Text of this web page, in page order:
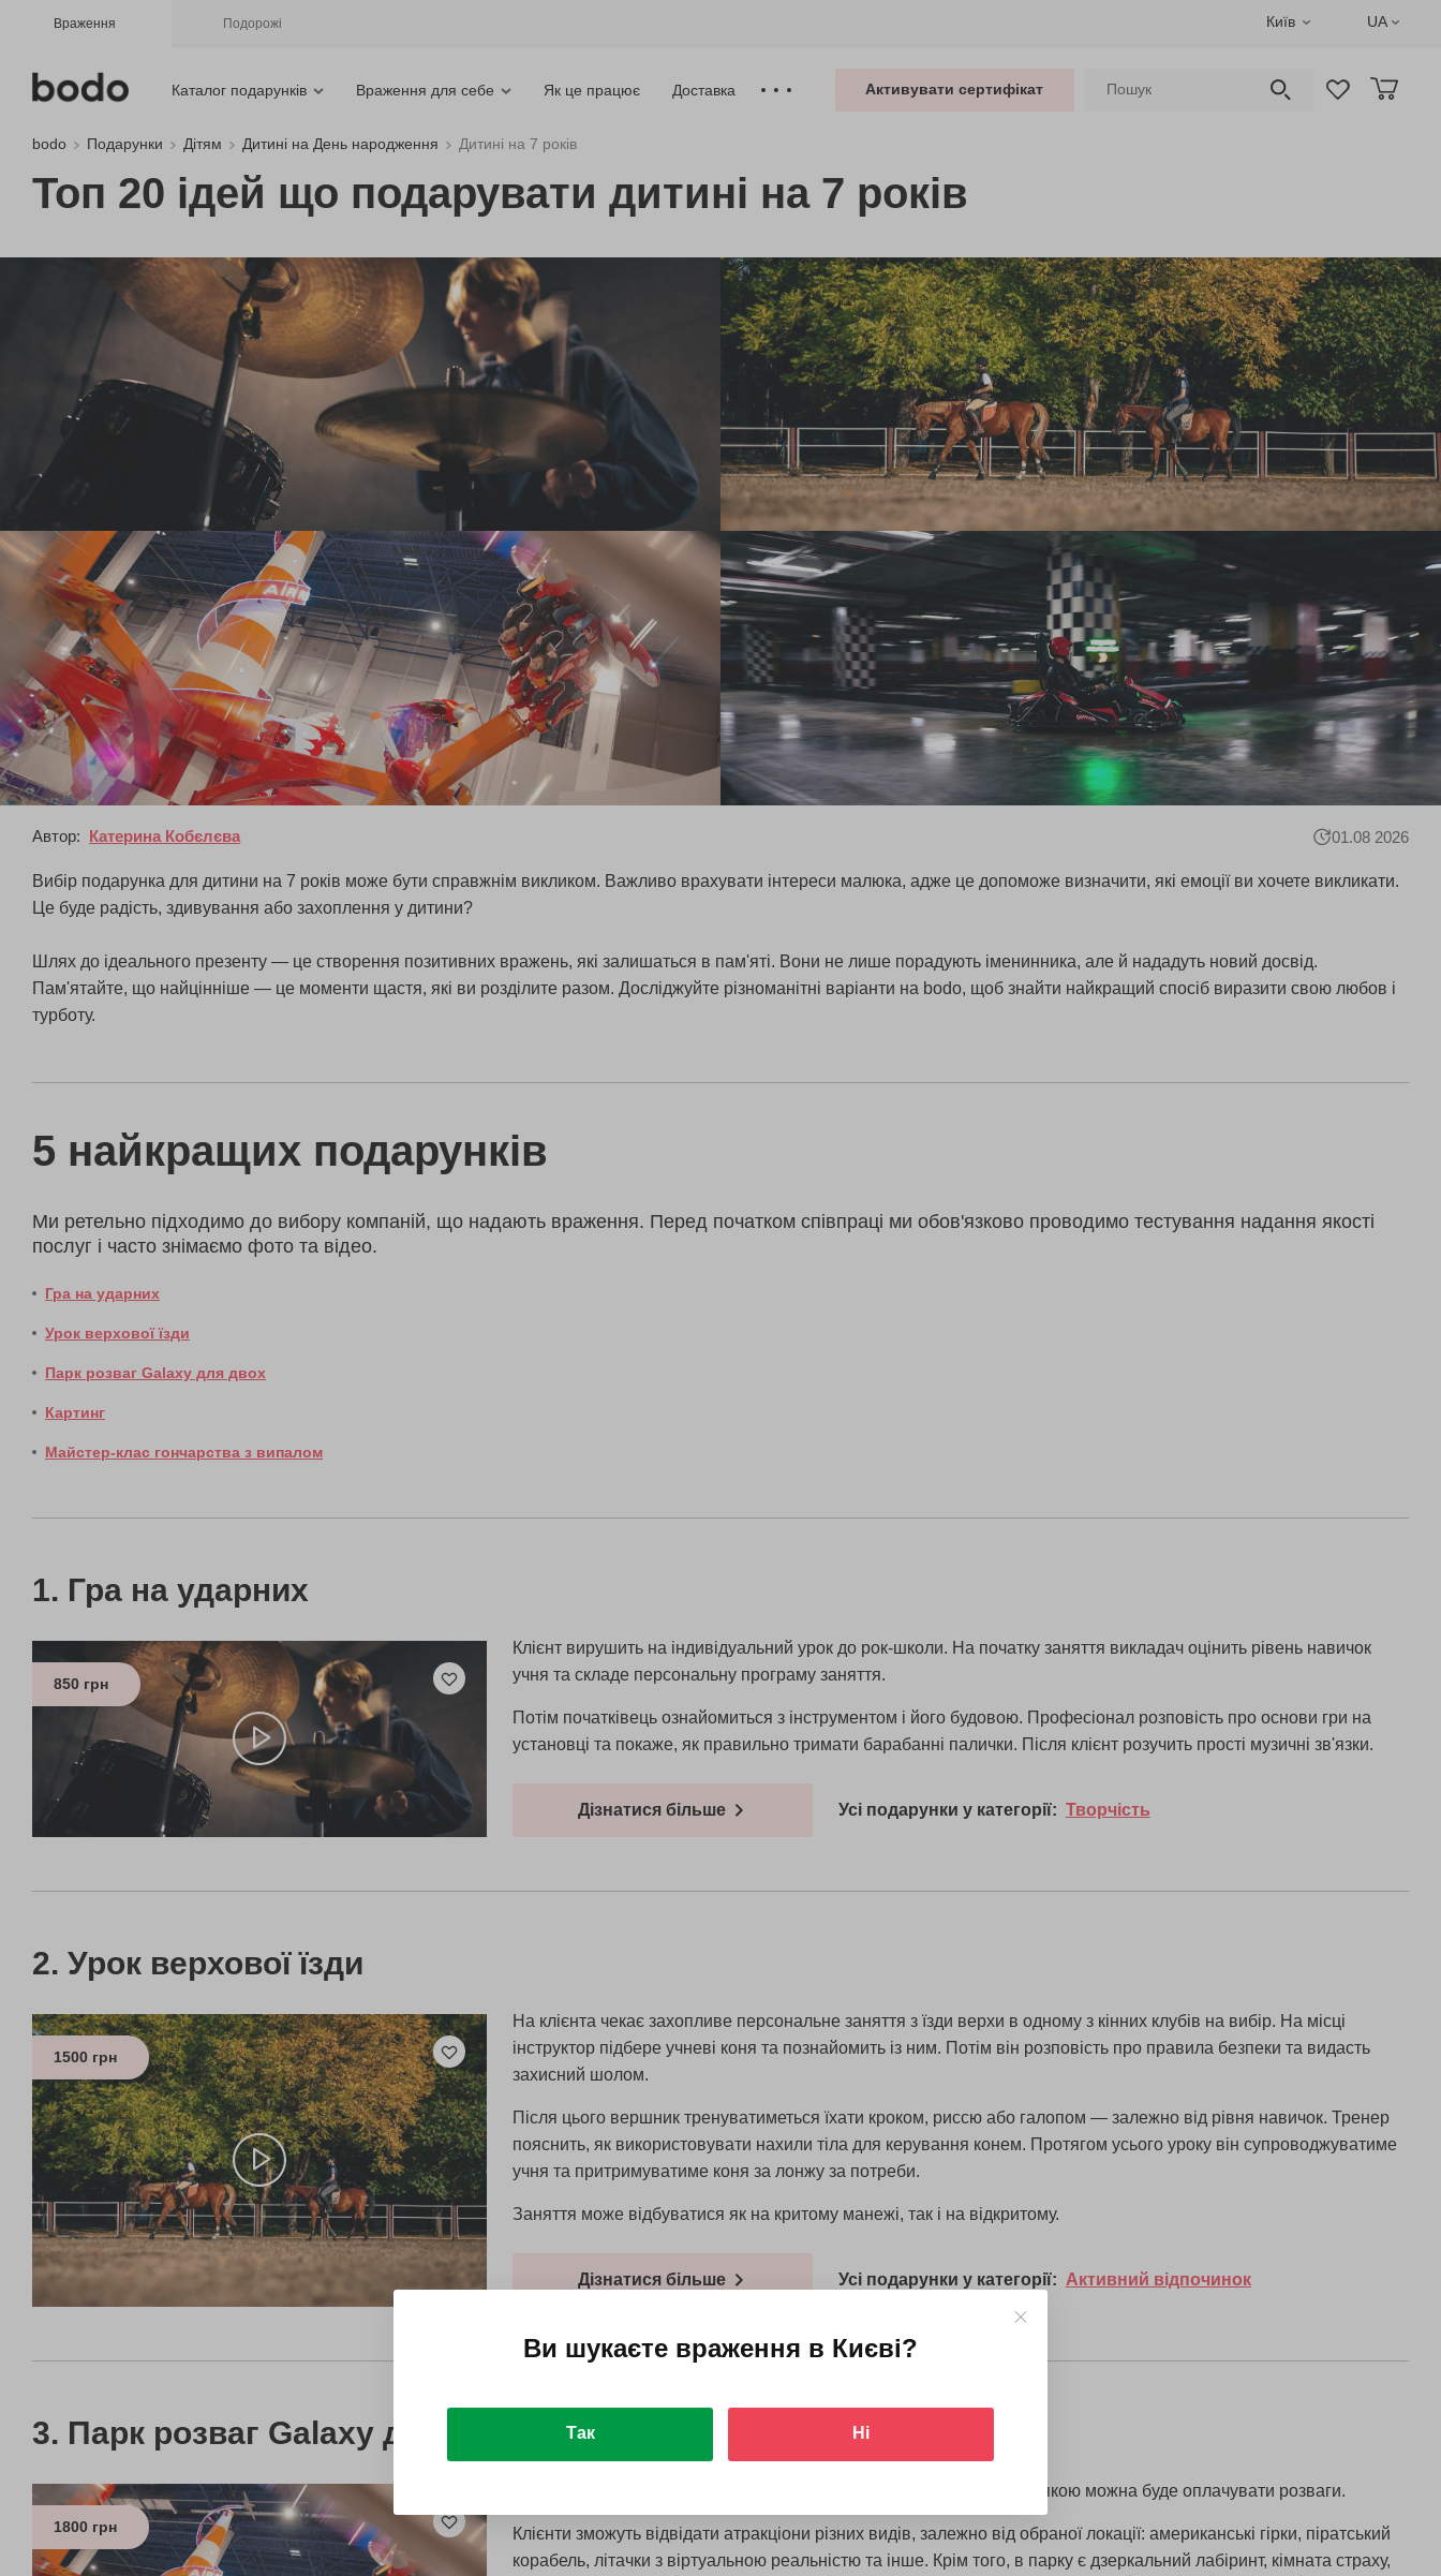
Враження Подорожі Київ UA
Каталог подарунків Враження для себе Як це працює Доставка Активувати сертифікат
bodo Подарунки Дітям Дитині на День народження Дитині на 7 років
Топ 20 ідей що подарувати дитині на 7 років
Автор: Катерина Кобєлєва 01.08 2026
Вибір подарунка для дитини на 7 років може бути справжнім викликом. Важливо врахувати інтереси малюка, адже це допоможе визначити, які емоції ви хочете викликати.
Це буде радість, здивування або захоплення у дитини?
Шлях до ідеального презенту — це створення позитивних вражень, які залишаться в пам'яті. Вони не лише порадують іменинника, але й нададуть новий досвід.
Пам'ятайте, що найцінніше — це моменти щастя, які ви розділите разом. Досліджуйте різноманітні варіанти на bodo, щоб знайти найкращий спосіб виразити свою любов і
турботу.
5 найкращих подарунків
Ми ретельно підходимо до вибору компаній, що надають враження. Перед початком співпраці ми обов'язково проводимо тестування надання якості
послуг і часто знімаємо фото та відео.
Гра на ударних
Урок верхової їзди
Парк розваг Galaxy для двох
Картинг
Майстер-клас гончарства з випалом
Гра на ударних
850 грн
Клієнт вирушить на індивідуальний урок до рок-школи. На початку заняття викладач оцінить рівень навичок
учня та складе персональну програму заняття.
Потім початківець ознайомиться з інструментом і його будовою. Професіонал розповість про основи гри на
установці та покаже, як правильно тримати барабанні палички. Після клієнт розучить прості музичні зв'язки.
Дізнатися більше Усі подарунки у категорії: Творчість
Урок верхової їзди
1500 грн
На клієнта чекає захопливе персональне заняття з їзди верхи в одному з кінних клубів на вибір. На місці
інструктор підбере учневі коня та познайомить із ним. Потім він розповість про правила безпеки та видасть
захисний шолом.
Після цього вершник тренуватиметься їхати кроком, риссю або галопом — залежно від рівня навичок. Тренер
пояснить, як використовувати нахили тіла для керування конем. Протягом усього уроку він супроводжуватиме
учня та притримуватиме коня за лонжу за потреби.
Заняття може відбуватися як на критому манежі, так і на відкритому.
Дізнатися більше Усі подарунки у категорії: Активний відпочинок
Парк розваг Galaxy для двох
1800 грн
На вході гостям видадуть пластикову картку на суму сертифіката, якою можна буде оплачувати розваги.
Клієнти зможуть відвідати атракціони різних видів, залежно від обраної локації: американські гірки, піратський
корабель, літачки з віртуальною реальністю та інше. Крім того, в парку є дзеркальний лабіринт, кімната страху,
Ви шукаєте враження в Києві?
Так Ні